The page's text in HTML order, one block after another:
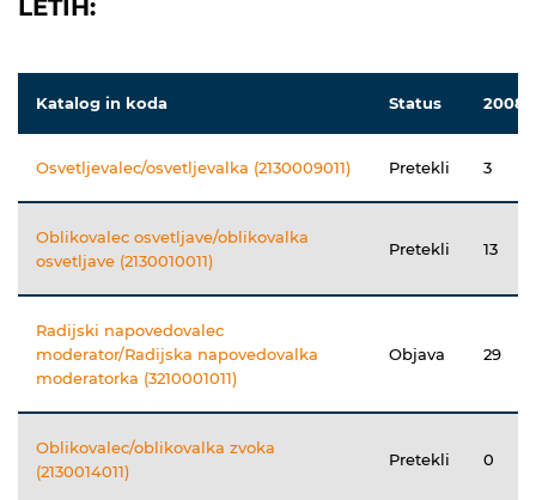
LETIH:
Katalog in koda Status 2008
Osvetljevalec/osvetljevalka (2130009011) Pretekli 3
Oblikovalec osvetljave/oblikovalka
osvetljave (2130010011)
Pretekli 13
Radijski napovedovalec
moderator/Radijska napovedovalka
moderatorka (3210001011)
Objava 29
Oblikovalec/oblikovalka zvoka
(2130014011)
Pretekli 0